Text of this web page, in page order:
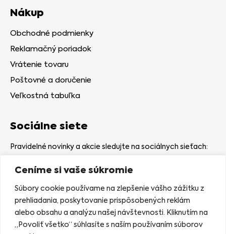
Ceníme si vaše súkromie
Súbory cookie používame na zlepšenie vášho zážitku z
prehliadania, poskytovanie prispôsobených reklám
alebo obsahu a analýzu našej návštevnosti. Kliknutím na
„Povoliť všetko“ súhlasíte s naším používaním súborov
Nákup
Obchodné podmienky
Reklamačný poriadok
Vrátenie tovaru
Poštovné a doručenie
Veľkostná tabuľka
Sociálne siete
Pravidelné novinky a akcie sledujte na sociálnych sieťach:
Kamenná predajňa